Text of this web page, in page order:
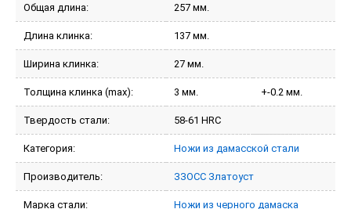
Общая длина: 257 мм.
Длина клинка: 137 мм.
Ширина клинка: 27 мм.
Толщина клинка (max): 3 мм. +-0.2 мм.
Твердость стали: 58-61 HRC
Категория: Ножи из дамасской стали
Производитель: ЗЗОСС Златоуст
Марка стали: Ножи из черного дамаска